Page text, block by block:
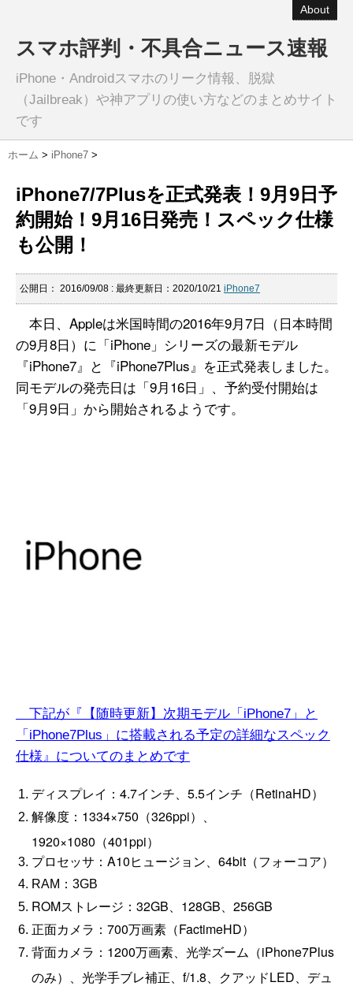
About
スマホ評判・不具合ニュース速報
iPhone・Androidスマホのリーク情報、脱獄
（Jailbreak）や神アプリの使い方などのまとめサイト
です
ホーム > iPhone7 >
iPhone7/7Plusを正式発表！9月9日予
約開始！9月16日発売！スペック仕様
も公開！
公開日： 2016/09/08 : 最終更新日：2020/10/21 iPhone7
本日、Appleは米国時間の2016年9月7日（日本時間
の9月8日）に「iPhone」シリーズの最新モデル
『iPhone7』と『iPhone7Plus』を正式発表しました。
同モデルの発売日は「9月16日」、予約受付開始は
「9月9日」から開始されるようです。
下記が『【随時更新】次期モデル「iPhone7」と
「iPhone7Plus」に搭載される予定の詳細なスペック
仕様』についてのまとめです
ディスプレイ：4.7インチ、5.5インチ（RetinaHD）
解像度：1334×750（326ppi）、
1920×1080（401ppi）
プロセッサ：A10ヒュージョン、64bit（フォーコア）
RAM：3GB
ROMストレージ：32GB、128GB、256GB
正面カメラ：700万画素（FactimeHD）
背面カメラ：1200万画素、光学ズーム（iPhone7Plus
のみ）、光学手ブレ補正、f/1.8、クアッドLED、デュ